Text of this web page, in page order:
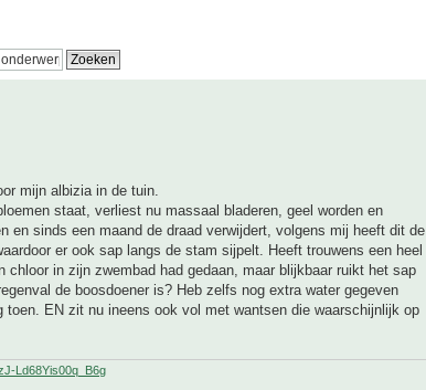
mijn albizia in de tuin.
staat, verliest nu massaal bladeren, geel worden en
en sinds een maand de draad verwijdert, volgens mij heeft dit de
er ook sap langs de stam sijpelt. Heeft trouwens een heel
chloor in zijn zwembad had gedaan, maar blijkbaar ruikt het sap
de boosdoener is? Heb zelfs nog extra water gegeven
toen. EN zit nu ineens ook vol met wantsen die waarschijnlijk op
Ld68Yis00q_B6g